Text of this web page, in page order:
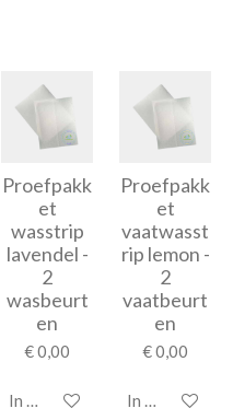
Proefpakk
et
wasstrip
lavendel -
2
wasbeurt
en
€ 0,00
In winkelwagen
Proefpakk
et
vaatwasst
rip lemon -
2
vaatbeurt
en
€ 0,00
In